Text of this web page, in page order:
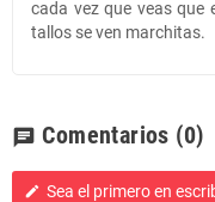
cada vez que veas
tallos se ven marchitas.
chat Comentarios (0)
edit Sea el primero en